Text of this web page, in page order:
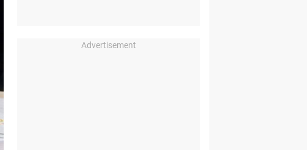
Advertisement